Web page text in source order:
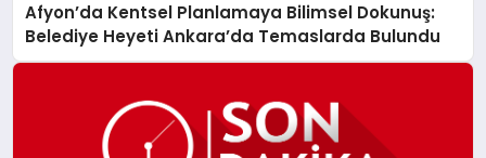
Afyon’da Kentsel Planlamaya Bilimsel Dokunuş:
Belediye Heyeti Ankara’da Temaslarda Bulundu